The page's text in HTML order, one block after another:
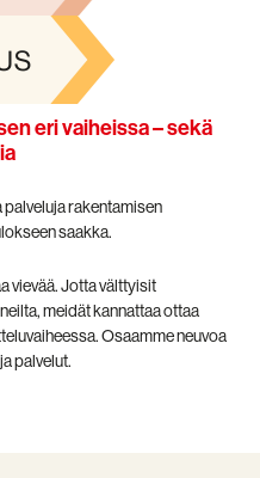
eri vaiheissa – sekä
rakentamisen
saakka.
vievää. Jotta välttyisit
meidät kannattaa ottaa
Osaamme neuvoa
palvelut.